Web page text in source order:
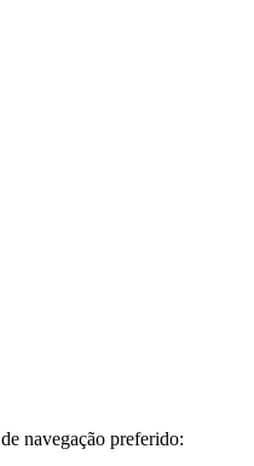
navegação preferido: